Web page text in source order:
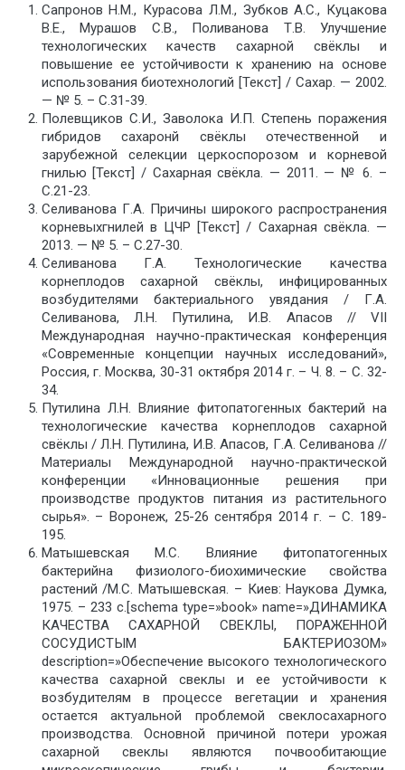
Сапронов Н.М., Курасова Л.М., Зубков А.С., Куцакова
В.Е., Мурашов С.В., Поливанова Т.В. Улучшение
технологических качеств сахарной свёклы и
повышение ее устойчивости к хранению на основе
использования биотехнологий [Текст] / Сахар. — 2002.
— № 5. – С.31-39.
Полевщиков С.И., Заволока И.П. Степень поражения
гибридов сахаронй свёклы отечественной и
зарубежной селекции церкоспорозом и корневой
гнилью [Текст] / Сахарная свёкла. — 2011. — № 6. –
С.21-23.
Селиванова Г.А. Причины широкого распространения
корневыхгнилей в ЦЧР [Текст] / Сахарная свёкла. —
2013. — № 5. – С.27-30.
Селиванова Г.А. Технологические качества
корнеплодов сахарной свёклы, инфицированных
возбудителями бактериального увядания / Г.А.
Селиванова, Л.Н. Путилина, И.В. Апасов // VII
Международная научно-практическая конференция
«Современные концепции научных исследований»,
Россия, г. Москва, 30-31 октября 2014 г. – Ч. 8. – С. 32-
34.
Путилина Л.Н. Влияние фитопатогенных бактерий на
технологические качества корнеплодов сахарной
свёклы / Л.Н. Путилина, И.В. Апасов, Г.А. Селиванова //
Материалы Международной научно-практической
конференции «Инновационные решения при
производстве продуктов питания из растительного
сырья». – Воронеж, 25-26 сентября 2014 г. – С. 189-
195.
Матышевская М.С. Влияние фитопатогенных
бактерийна физиолого-биохимические свойства
растений /М.С. Матышевская. – Киев: Наукова Думка,
1975. – 233 с.[schema type=»book» name=»ДИНАМИКА
КАЧЕСТВА САХАРНОЙ СВЕКЛЫ, ПОРАЖЕННОЙ
СОСУДИСТЫМ БАКТЕРИОЗОМ»
description=»Обеспечение высокого технологического
качества сахарной свеклы и ее устойчивости к
возбудителям в процессе вегетации и хранения
остается актуальной проблемой свеклосахарного
производства. Основной причиной потери урожая
сахарной свеклы являются почвообитающие